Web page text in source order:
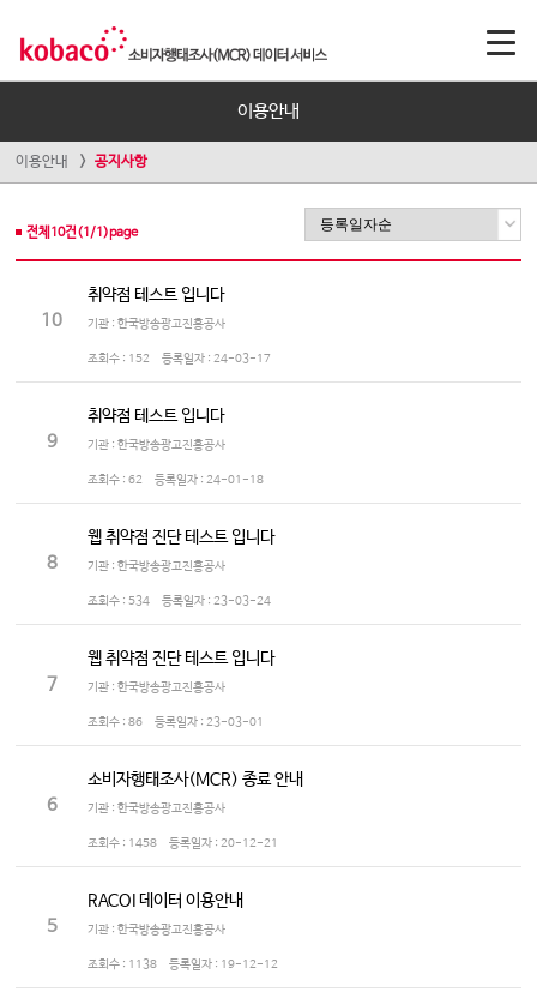
이용안내
이용안내 공지사항
전체 10건(1 /1 )page
10
취약점 테스트 입니다
기관 : 한국방송광고진흥공사
조회수 : 152 등록일자 : 24-03-17
9
취약점 테스트 입니다
기관 : 한국방송광고진흥공사
조회수 : 62 등록일자 : 24-01-18
8
웹 취약점 진단 테스트 입니다
기관 : 한국방송광고진흥공사
조회수 : 534 등록일자 : 23-03-24
7
웹 취약점 진단 테스트 입니다
기관 : 한국방송광고진흥공사
조회수 : 86 등록일자 : 23-03-01
6
소비자행태조사(MCR) 종료 안내
기관 : 한국방송광고진흥공사
조회수 : 1458 등록일자 : 20-12-21
5
RACOI 데이터 이용안내
기관 : 한국방송광고진흥공사
조회수 : 1138 등록일자 : 19-12-12